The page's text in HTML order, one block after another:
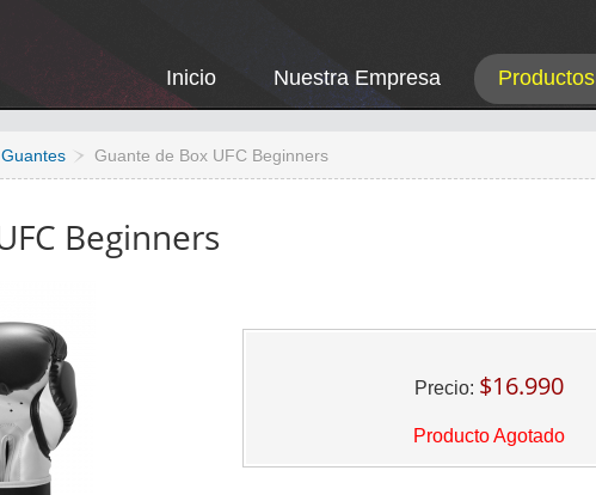
Inicio Nuestra Empresa Productos
Guantes Guante de Box UFC Beginners
Beginners
Precio: $16.990
Producto Agotado